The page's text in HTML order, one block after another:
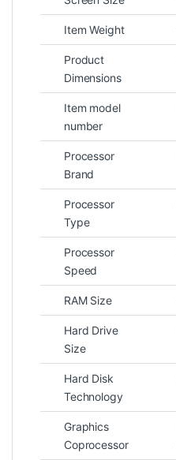
Item Weight
Product
Dimensions
Item model
number
Processor
Brand
Processor
Type
Processor
Speed
RAM Size
Hard Drive
Size
Hard Disk
Technology
Graphics
Coprocessor